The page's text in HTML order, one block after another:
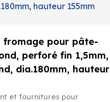
fromage pour pâte-
perforé fin 1,5mm,
dia.180mm, hauteur
et fournitures pour